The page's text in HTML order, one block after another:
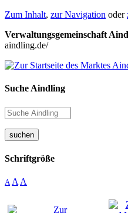
Zum Inhalt, zur Navigation oder
Verwaltungsgemeinschaft
aindling.de/
Suche Aindling
suchen
Schriftgröße
A A A